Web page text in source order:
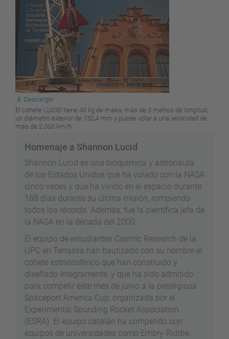
Descargar
El cohete LUCID tiene 40 kg de masa, más de 3 metros de longitud,
un diámetro exterior de 152,4 mm y puede volar a una velocidad de
más de 2.000 km/h
Homenaje a Shannon Lucid
Shannon Lucid es una bioquímica y astronauta
de los Estados Unidos que ha volado con la NASA
cinco veces y que ha vivido en el espacio durante
188 días durante su última misión, rompiendo
todos los récords. Además, fue la científica jefa de
la NASA en la década del 2000.
El equipo de estudiantes Cosmic Research de la
UPC en Terrassa han bautizado con su nombre el
cohete estratosférico que han construido y
diseñado íntegramente, y que ha sido admitido
para competir este mes de junio a la prestigiosa
Spaceport America Cup, organizada por el
Experimental Sounding Rocket Association
(ESRA). El equipo catalán ha competido con
equipos de universidades como Embry-Riddle,